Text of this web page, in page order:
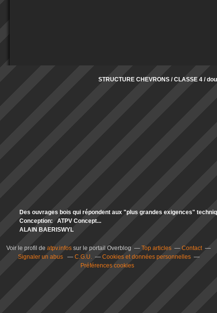
STRUCTURE CHEVRONS / CLASSE 4 /
Des ouvrages bois qui répondent aux "plus grandes exigences"
Conception: ATPV Concept...
ALAIN BAERISWYL
Voir le profil de atpv.infos sur le portail Overblog Top articles
Contact
Signaler un abus
C.G.U.
Cookies et données personnelles
Préférences cookies